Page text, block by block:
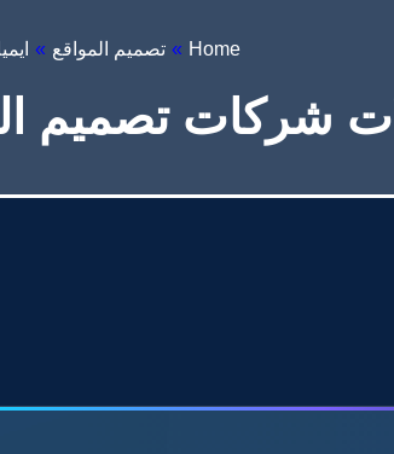
Home
» تصميم المواقع »
شركات تصميم